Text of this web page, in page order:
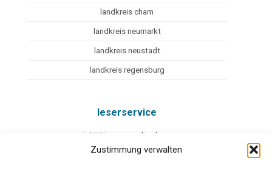
Zustimmung verwalten
landkreis cham
landkreis neumarkt
landkreis neustadt
landkreis regensburg
leserservice
eLOKAL - jetzt online lesen
mediadaten